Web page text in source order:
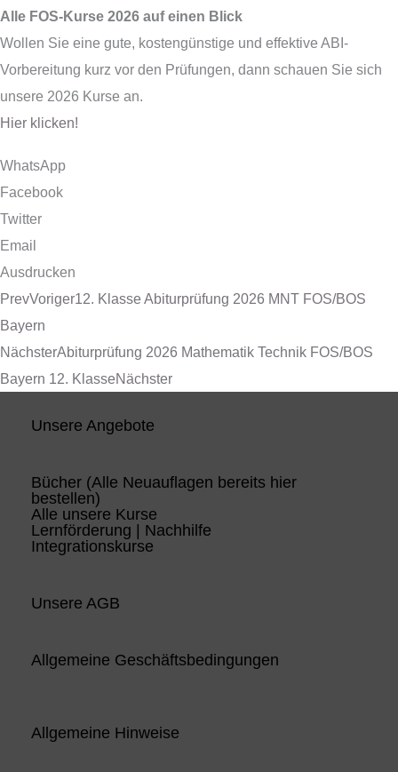
Alle FOS-Kurse 2026 auf einen Blick
Wollen Sie eine gute, kostengünstige und effektive ABI-
Vorbereitung kurz vor den Prüfungen, dann schauen Sie sich
unsere 2026 Kurse an.
Hier klicken!
WhatsApp
Facebook
Twitter
Email
Ausdrucken
PrevVoriger12. Klasse Abiturprüfung 2026 MNT FOS/BOS
Bayern
NächsterAbiturprüfung 2026 Mathematik Technik FOS/BOS
Bayern 12. KlasseNächster
Unsere Angebote
Bücher (Alle Neuauflagen bereits hier
bestellen)
Alle unsere Kurse
Lernförderung | Nachhilfe
Integrationskurse
Unsere AGB
Allgemeine Geschäftsbedingungen
Allgemeine Hinweise